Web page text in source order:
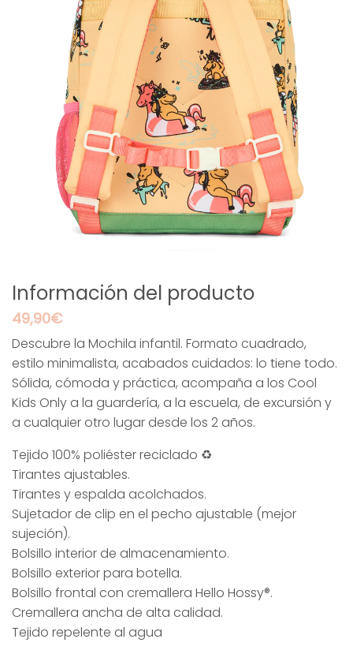
Información del producto
49,90€
Descubre la Mochila infantil. Formato cuadrado,
estilo minimalista, acabados cuidados: lo tiene todo.
Sólida, cómoda y práctica, acompaña a los Cool
Kids Only a la guardería, a la escuela, de excursión y
a cualquier otro lugar desde los 2 años.
Tejido 100% poliéster reciclado ♻️
Tirantes ajustables.
Tirantes y espalda acolchados.
Sujetador de clip en el pecho ajustable (mejor
sujeción).
Bolsillo interior de almacenamiento.
Bolsillo exterior para botella.
Bolsillo frontal con cremallera Hello Hossy®.
Cremallera ancha de alta calidad.
Tejido repelente al agua